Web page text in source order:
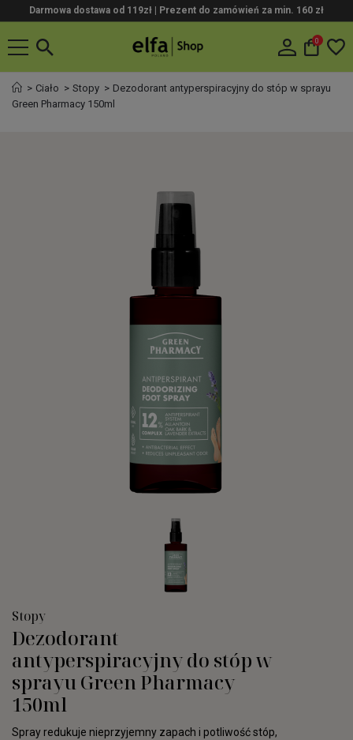
Darmowa dostawa od 119zł | Prezent do zamówień za min. 160 zł
0
Ciało Stopy
Dezodorant antyperspiracyjny do stóp w sprayu
Green Pharmacy 150ml
Stopy
Dezodorant
antyperspiracyjny do stóp w
sprayu Green Pharmacy
150ml
Spray redukuje nieprzyjemny zapach i potliwość stóp,